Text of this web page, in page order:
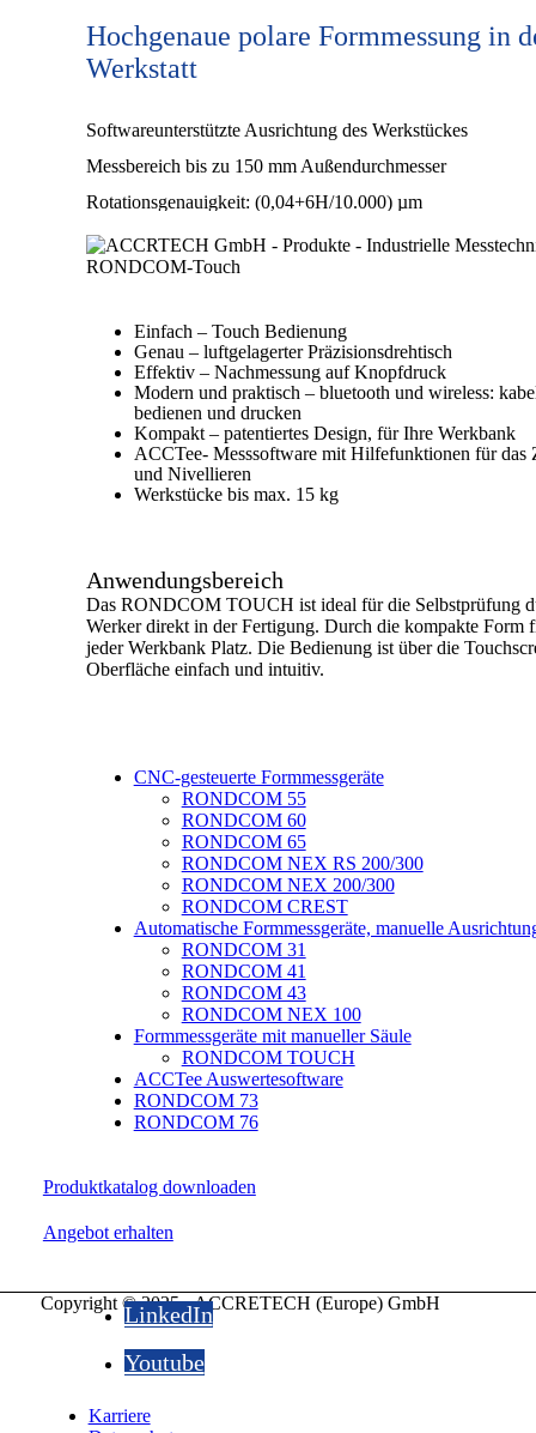
Hochgenaue polare Formmessung in
Werkstatt
Softwareunterstützte Ausrichtung des Werkstückes
Messbereich bis zu 150 mm Außendurchmesser
Rotationsgenauigkeit: (0,04+6H/10.000) µm
Einfach – Touch Bedienung
Genau – luftgelagerter Präzisionsdrehtisch
Effektiv – Nachmessung auf Knopfdruck
Modern und praktisch – bluetooth und wireless:
bedienen und drucken
Kompakt – patentiertes Design, für Ihre Werkbank
ACCTee- Messsoftware mit Hilfefunktionen für das
und Nivellieren
Werkstücke bis max. 15 kg
Anwendungsbereich
Das RONDCOM TOUCH ist ideal für die Selbstprüfung
Werker direkt in der Fertigung. Durch die kompakte Form
jeder Werkbank Platz. Die Bedienung ist über die
Oberfläche einfach und intuitiv.
CNC-gesteuerte Formmessgeräte
RONDCOM 55
RONDCOM 60
RONDCOM 65
RONDCOM NEX RS 200/300
RONDCOM NEX 200/300
RONDCOM CREST
Automatische Formmessgeräte, manuelle
RONDCOM 31
RONDCOM 41
RONDCOM 43
RONDCOM NEX 100
Formmessgeräte mit manueller Säule
RONDCOM TOUCH
ACCTee Auswertesoftware
RONDCOM 73
RONDCOM 76
Produktkatalog downloaden
Angebot erhalten
Copyright © 2025 - ACCRETECH (Europe) GmbH
LinkedIn
Youtube
Karriere